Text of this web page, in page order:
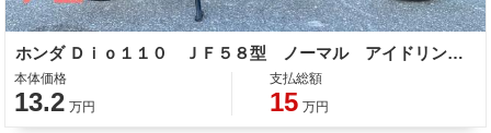
ホンダ Ｄｉｏ１１０ ＪＦ５８型 ノーマル アイドリングストップ 整備 保証 自賠責保険
本体価格
13.2 万円
支払総額
15 万円